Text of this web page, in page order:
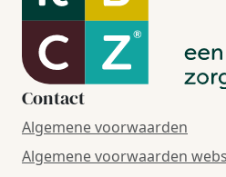
Contact
Algemene voorwaarden
Algemene voorwaarden